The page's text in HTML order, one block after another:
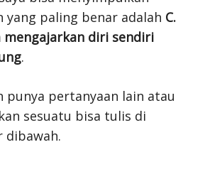
yang paling benar adalah C.
mengajarkan diri sendiri
.
punya pertanyaan lain atau
sesuatu bisa tulis di
dibawah.